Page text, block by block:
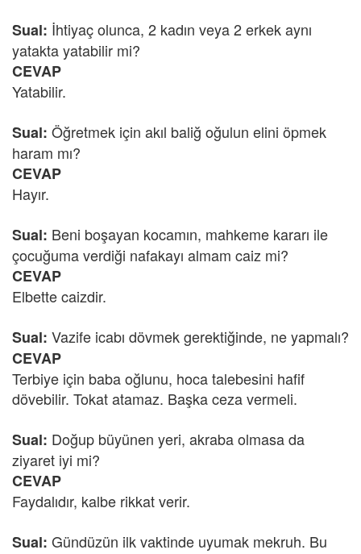
Sual: İhtiyaç olunca, 2 kadın veya 2 erkek aynı
yatakta yatabilir mi?
CEVAP
Yatabilir.
Sual: Öğretmek için akıl baliğ oğulun elini öpmek
haram mı?
CEVAP
Hayır.
Sual: Beni boşayan kocamın, mahkeme kararı ile
çocuğuma verdiği nafakayı almam caiz mi?
CEVAP
Elbette caizdir.
Sual: Vazife icabı dövmek gerektiğinde, ne yapmalı?
CEVAP
Terbiye için baba oğlunu, hoca talebesini hafif
dövebilir. Tokat atamaz. Başka ceza vermeli.
Sual: Doğup büyünen yeri, akraba olmasa da
ziyaret iyi mi?
CEVAP
Faydalıdır, kalbe rikkat verir.
Sual: Gündüzün ilk vaktinde uyumak mekruh. Bu